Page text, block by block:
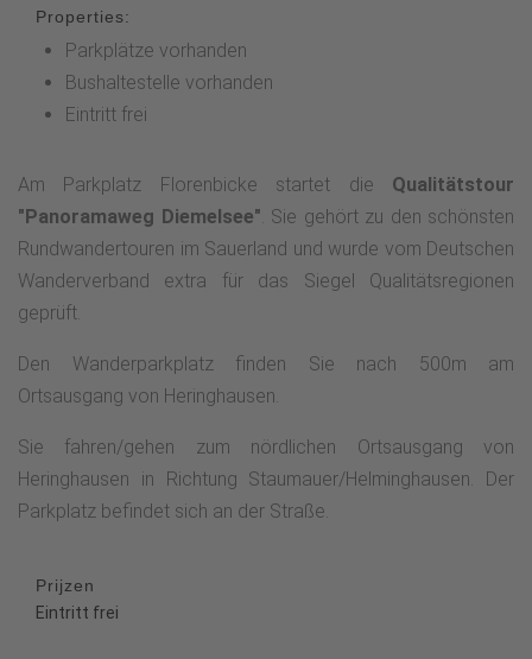
Properties:
Parkplätze vorhanden
Bushaltestelle vorhanden
Eintritt frei
Am Parkplatz Florenbicke startet die Qualitätstour
"Panoramaweg Diemelsee". Sie gehört zu den schönsten
Rundwandertouren im Sauerland und wurde vom Deutschen
Wanderverband extra für das Siegel Qualitätsregionen
geprüft.
Den Wanderparkplatz finden Sie nach 500m am
Ortsausgang von Heringhausen.
Sie fahren/gehen zum nördlichen Ortsausgang von
Heringhausen in Richtung Staumauer/Helminghausen. Der
Parkplatz befindet sich an der Straße.
Prijzen
Eintritt frei